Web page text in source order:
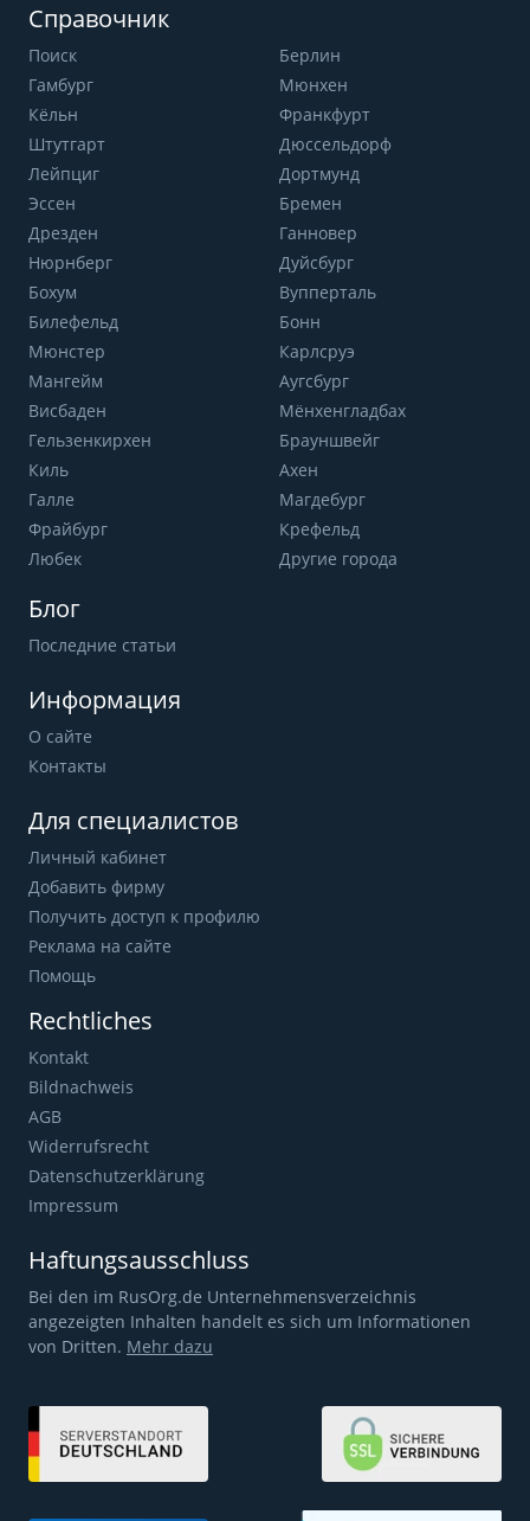
Справочник
Поиск
Берлин
Гамбург
Мюнхен
Кёльн
Франкфурт
Штутгарт
Дюссельдорф
Лейпциг
Дортмунд
Эссен
Бремен
Дрезден
Ганновер
Нюрнберг
Дуйсбург
Бохум
Вупперталь
Билефельд
Бонн
Мюнстер
Карлсруэ
Мангейм
Аугсбург
Висбаден
Мёнхенгладбах
Гельзенкирхен
Брауншвейг
Киль
Ахен
Галле
Магдебург
Фрайбург
Крефельд
Любек
Другие города
Блог
Последние статьи
Информация
О сайте
Контакты
Для специалистов
Личный кабинет
Добавить фирму
Получить доступ к профилю
Реклама на сайте
Помощь
Rechtliches
Kontakt
Bildnachweis
AGB
Widerrufsrecht
Datenschutzerklärung
Impressum
Haftungsausschluss
Bei den im RusOrg.de Unternehmensverzeichnis
angezeigten Inhalten handelt es sich um Informationen
von Dritten. Mehr dazu